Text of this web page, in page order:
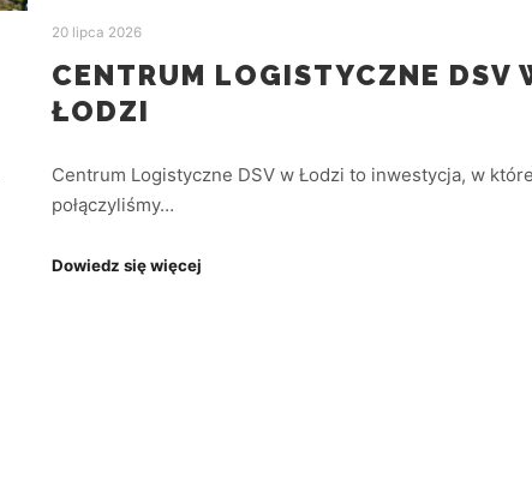
20 lipca 2026
CENTRUM LOGISTYCZNE DSV
ŁODZI
Centrum Logistyczne DSV w Łodzi to inwestycja, w
połączyliśmy…
Dowiedz się więcej